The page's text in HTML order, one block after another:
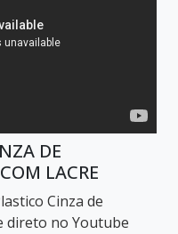
DE
LACRE
Cinza de
direto no Youtube